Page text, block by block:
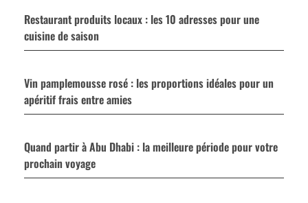
Restaurant produits locaux : les 10 adresses pour une
cuisine de saison
Vin pamplemousse rosé : les proportions idéales pour un
apéritif frais entre amies
Quand partir à Abu Dhabi : la meilleure période pour votre
prochain voyage